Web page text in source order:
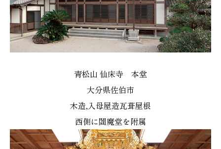
青松山 仙床寺 本堂
大分県佐伯市
木造,入母屋造瓦葺屋根
西側に閻魔堂を附属